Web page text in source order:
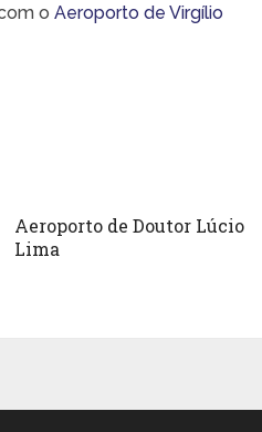
oAeroporto de Virgílio
Aeroporto de Doutor Lúcio
Lima